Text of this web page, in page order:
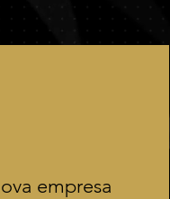
empresa